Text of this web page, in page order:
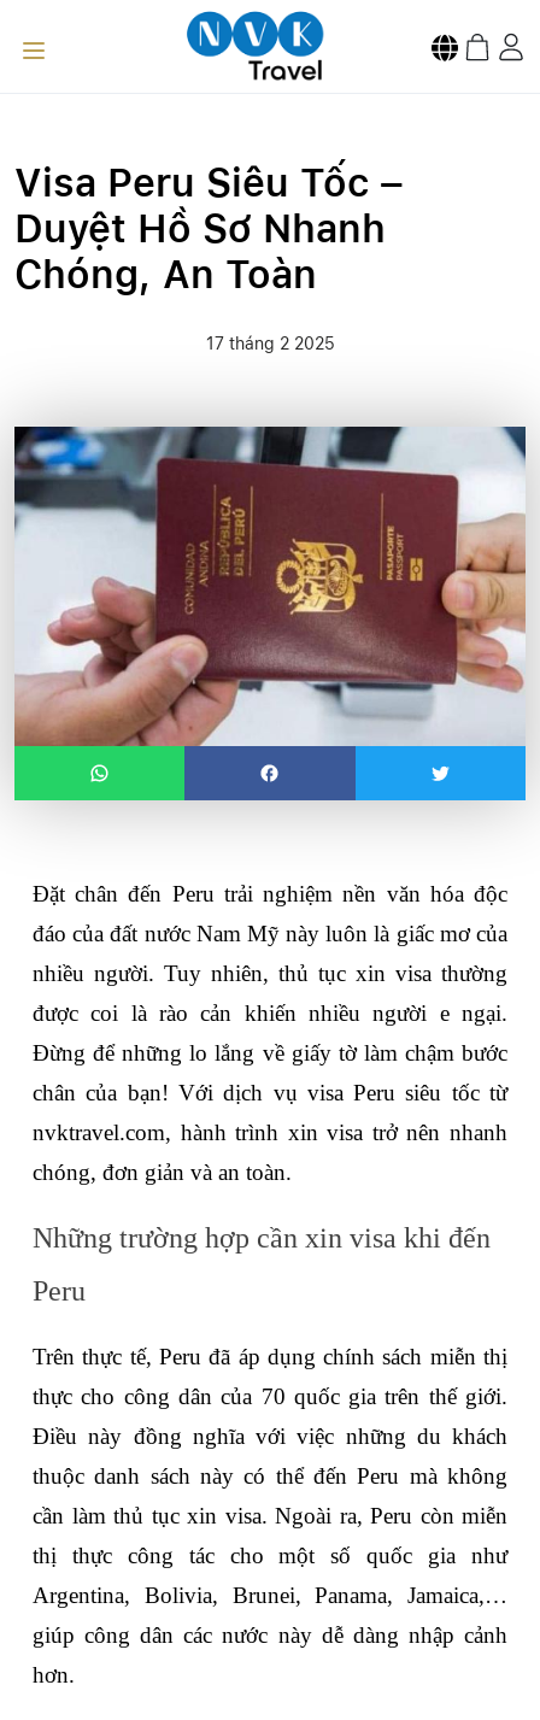
Visa Peru Siêu Tốc –
Duyệt Hồ Sơ Nhanh
Chóng, An Toàn
17 tháng 2 2025
Đặt chân đến Peru trải nghiệm nền văn hóa độc
đáo của đất nước Nam Mỹ này luôn là giấc mơ của
nhiều người. Tuy nhiên, thủ tục xin visa thường
được coi là rào cản khiến nhiều người e ngại.
Đừng để những lo lắng về giấy tờ làm chậm bước
chân của bạn! Với dịch vụ visa Peru siêu tốc từ
nvktravel.com, hành trình xin visa trở nên nhanh
chóng, đơn giản và an toàn.
Những trường hợp cần xin visa khi đến
Peru
Trên thực tế, Peru đã áp dụng chính sách miễn thị
thực cho công dân của 70 quốc gia trên thế giới.
Điều này đồng nghĩa với việc những du khách
thuộc danh sách này có thể đến Peru mà không
cần làm thủ tục xin visa. Ngoài ra, Peru còn miễn
thị thực công tác cho một số quốc gia như
Argentina, Bolivia, Brunei, Panama, Jamaica,…
giúp công dân các nước này dễ dàng nhập cảnh
hơn.